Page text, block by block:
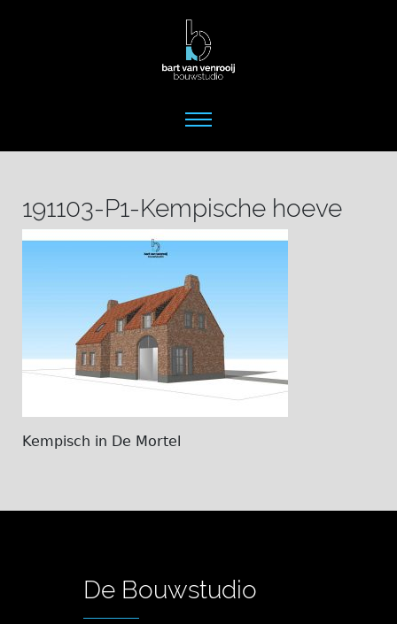
191103-P1-Kempische hoeve
Kempisch in De Mortel
De Bouwstudio